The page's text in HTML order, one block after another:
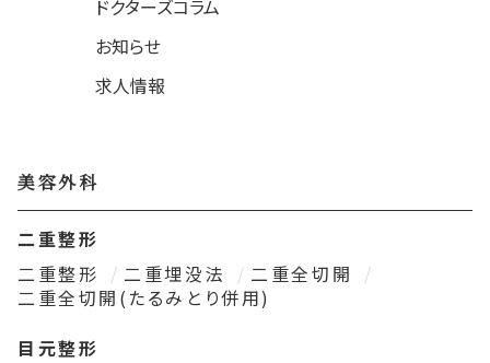
ドクターズコラム
お知らせ
求人情報
美容外科
二重整形
二重整形
二重埋没法
二重全切開
二重全切開(たるみとり併用)
目元整形